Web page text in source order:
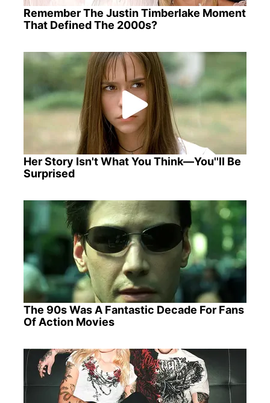
Remember The Justin Timberlake Moment
That Defined The 2000s?
Her Story Isn't What You Think—You''ll Be
Surprised
The 90s Was A Fantastic Decade For Fans
Of Action Movies